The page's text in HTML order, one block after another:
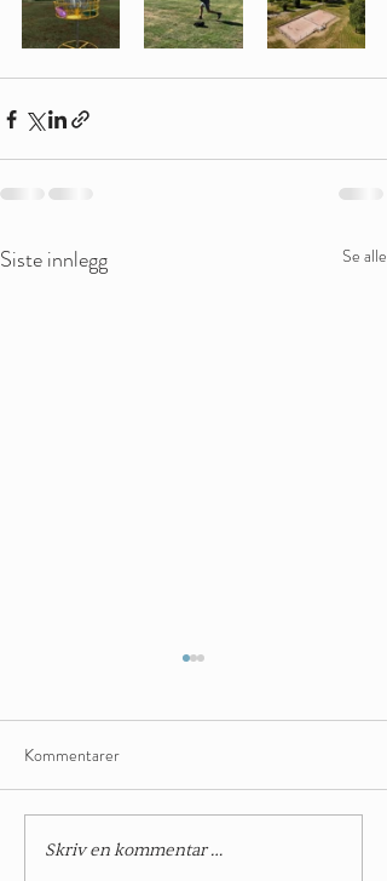
Siste innlegg Se alle
20% på lokalleie i februar,
Kommentarer
Skriv en kommentar …